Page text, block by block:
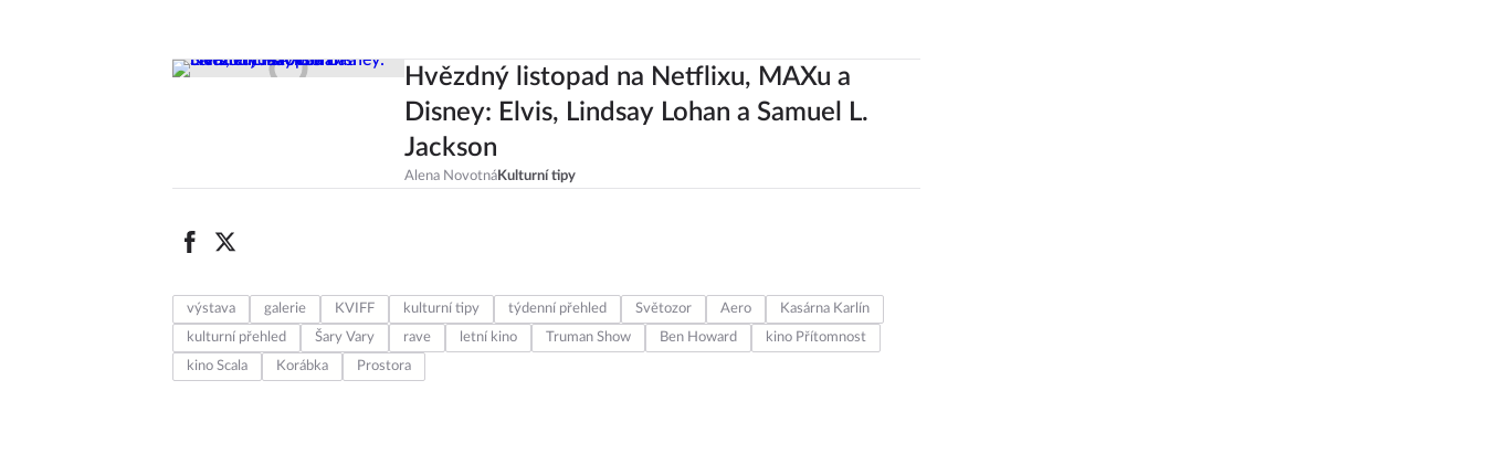
Hvězdný listopad na Netflixu, MAXu a
Disney: Elvis, Lindsay Lohan a Samuel L.
Jackson
Alena NovotnáKulturní tipy
výstava galerie KVIFF kulturní tipy týdenní přehled Světozor Aero
Kasárna Karlín
kulturní přehled
Šary Vary rave letní kino Truman Show Ben Howard
kino Přítomnost
kino Scala
Korábka Prostora